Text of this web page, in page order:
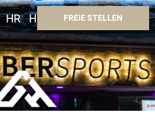
HR HU FREIE STELLEN